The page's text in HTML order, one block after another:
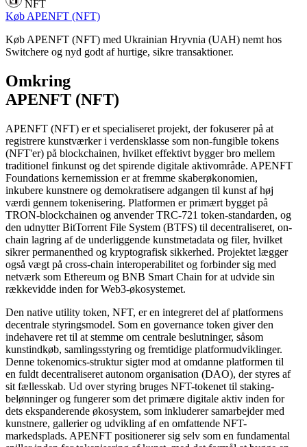
NFT
Køb APENFT (NFT)
Køb APENFT (NFT) med Ukrainian Hryvnia (UAH) nemt hos
Switchere og nyd godt af hurtige, sikre transaktioner.
Omkring
APENFT (NFT)
APENFT (NFT) er et specialiseret projekt, der fokuserer på at
registrere kunstværker i verdensklasse som non-fungible tokens
(NFT'er) på blockchainen, hvilket effektivt bygger bro mellem
traditionel finkunst og det spirende digitale aktivområde. APENFT
Foundations kernemission er at fremme skaberøkonomien,
inkubere kunstnere og demokratisere adgangen til kunst af høj
værdi gennem tokenisering. Platformen er primært bygget på
TRON-blockchainen og anvender TRC-721 token-standarden, og
den udnytter BitTorrent File System (BTFS) til decentraliseret, on-
chain lagring af de underliggende kunstmetadata og filer, hvilket
sikrer permanenthed og kryptografisk sikkerhed. Projektet lægger
også vægt på cross-chain interoperabilitet og forbinder sig med
netværk som Ethereum og BNB Smart Chain for at udvide sin
rækkevidde inden for Web3-økosystemet.
Den native utility token, NFT, er en integreret del af platformens
decentrale styringsmodel. Som en governance token giver den
indehavere ret til at stemme om centrale beslutninger, såsom
kunstindkøb, samlingsstyring og fremtidige platformudviklinger.
Denne tokenomics-struktur sigter mod at omdanne platformen til
en fuldt decentraliseret autonom organisation (DAO), der styres af
sit fællesskab. Ud over styring bruges NFT-tokenet til staking-
belønninger og fungerer som det primære digitale aktiv inden for
dets ekspanderende økosystem, som inkluderer samarbejder med
kunstnere, gallerier og udvikling af en omfattende NFT-
markedsplads. APENFT positionerer sig selv som en fundamental